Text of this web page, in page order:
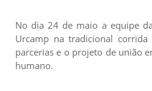
No dia 24 de maio a equipe
Urcamp na tradicional corrida
parcerias e o projeto de união
humano.